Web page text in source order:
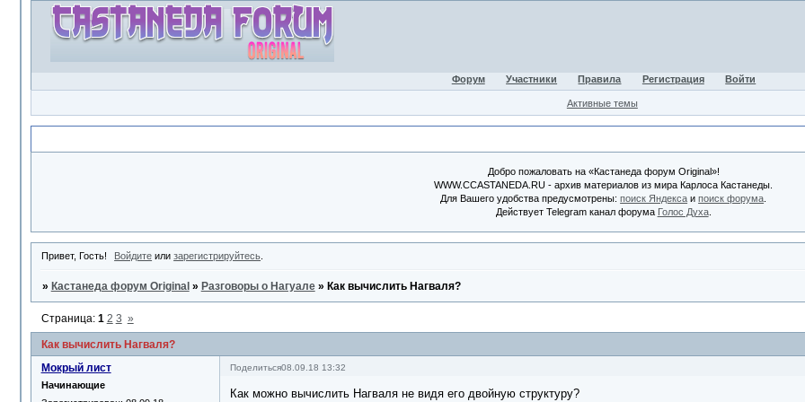
Форум Участники Правила Регистрация Войти
Активные темы
Добро пожаловать на «Кастанеда форум Original»!
WWW.CCASTANEDA.RU - архив материалов из мира Карлоса Кастанеды.
Для Вашего удобства предусмотрены:поиск Яндекса ипоиск форума
Действует Telegram канал форума Голос Духа.
Привет, Гость! Войдите илизарегистрируйтесь
» Кастанеда форум Original » Разговоры о Нагуале » Как вычислить Нагваля?
Как вычислить Нагваля?
Страница: 1 2 3 »
Поделиться08.09.18 13:32
Мокрый лист
Начинающие
Как можно вычислить Нагваля не видя его двойную структуру?